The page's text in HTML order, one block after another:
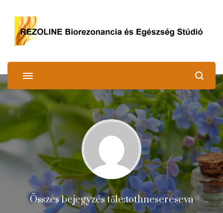
REZOLINE
Biorezonancia és Egészség Stúdió
Összes bejegyzés tőle:tothnesereseva